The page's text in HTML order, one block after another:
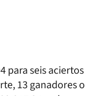
para seis aciertos
13 ganadores o